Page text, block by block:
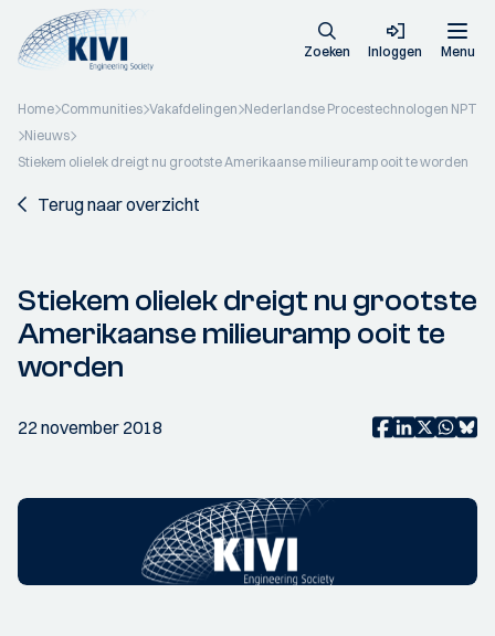
Zoeken Inloggen Menu
Home Communities Vakafdelingen Nederlandse Procestechnologen NPT
Nieuws
Stiekem olielek dreigt nu grootste Amerikaanse milieuramp ooit te worden
Terug naar overzicht
Stiekem olielek dreigt nu grootste
Amerikaanse milieuramp ooit te
worden
22 november 2018